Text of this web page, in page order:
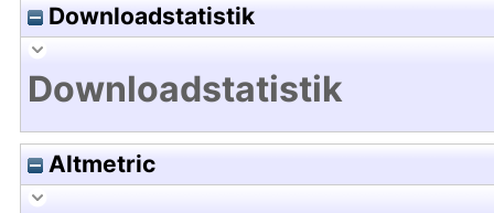
Downloadstatistik
Downloadstatistik
Altmetric